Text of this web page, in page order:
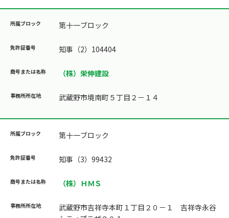
第十一ブロック
知事（2）104404
（株）栄伸建設
武蔵野市境南町５丁目２－１４
第十一ブロック
知事（3）99432
（株）ＨＭＳ
武蔵野市吉祥寺本町１丁目２０－１ 吉祥寺永谷